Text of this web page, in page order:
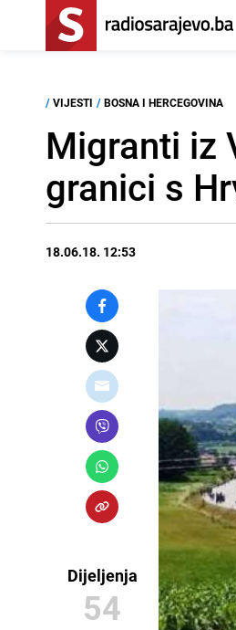
/ VIJESTI / BOSNA I HERCEGOVINA
Migranti iz
granici s
18.06.18. 12:53
Dijeljenja
54